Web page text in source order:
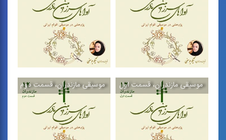
مجموعه كتاب‌هایی
«پژوهشی - موسیقایی» در
بررسی ...
مجموعه كتاب‌هایی
«پژوهشی - موسیقایی» در
بررسی ...
موسیقی هرمزگان 2
مجموعه كتاب‌هایی
«پژوهشی - موسیقایی» در
بررسی ...
موسیقی هرمزگان 1
مجموعه كتاب‌هایی
«پژوهشی - موسیقایی» در
بررسی ...
موسیقی مازندران، قسمت اول موسیقی مازندران، قسمت دوم